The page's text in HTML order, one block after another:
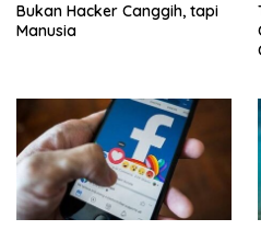
Bukan Hacker Canggih, tapi
Manusia